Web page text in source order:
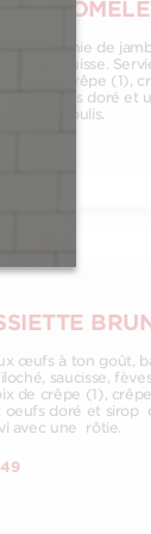
garnie de
suisse.
parmi crêpe (1),
aux oeufs doré et
ou coulis.
œufs à ton goût,
saucisse,
de crêpe (1),
oeufs doré et sirop
avec une rôtie.